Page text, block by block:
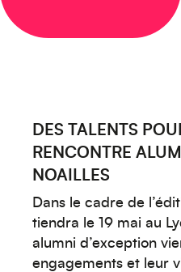
DES TALENTS
RENCONTRE
NOAILLES
Dans le cadre de
tiendra le 19 mai au
alumni d’exception
engagements et leur